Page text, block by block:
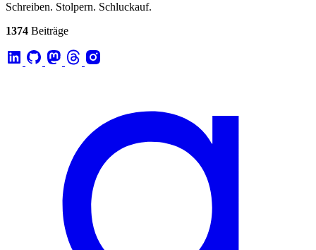
Schreiben. Stolpern. Schluckauf.
1374 Beiträge